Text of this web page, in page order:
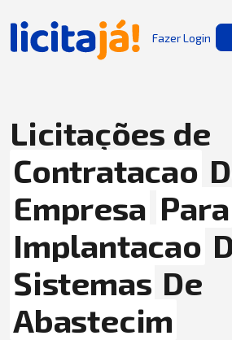
Fazer Login
Licitações de
Contratacao
Empresa Para
Implantacao
Sistemas De
Abastecim